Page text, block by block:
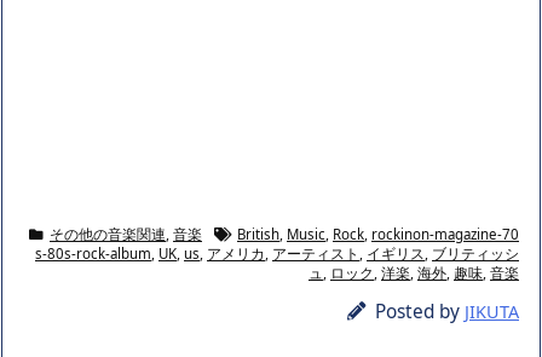
その他の音楽関連, 音楽 British, Music, Rock, rockinon-magazine-70
s-80s-rock-album, UK, us, アメリカ , アーティスト , イギリス, ブリティッシ
ュ, ロック , 洋楽, 海外, 趣味, 音楽
Posted by JIKUTA